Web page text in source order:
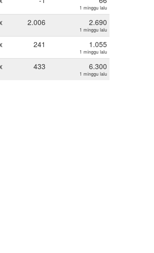
1 minggu lalu
2.006 2.690
1 minggu lalu
241 1.055
1 minggu lalu
433 6.300
1 minggu lalu